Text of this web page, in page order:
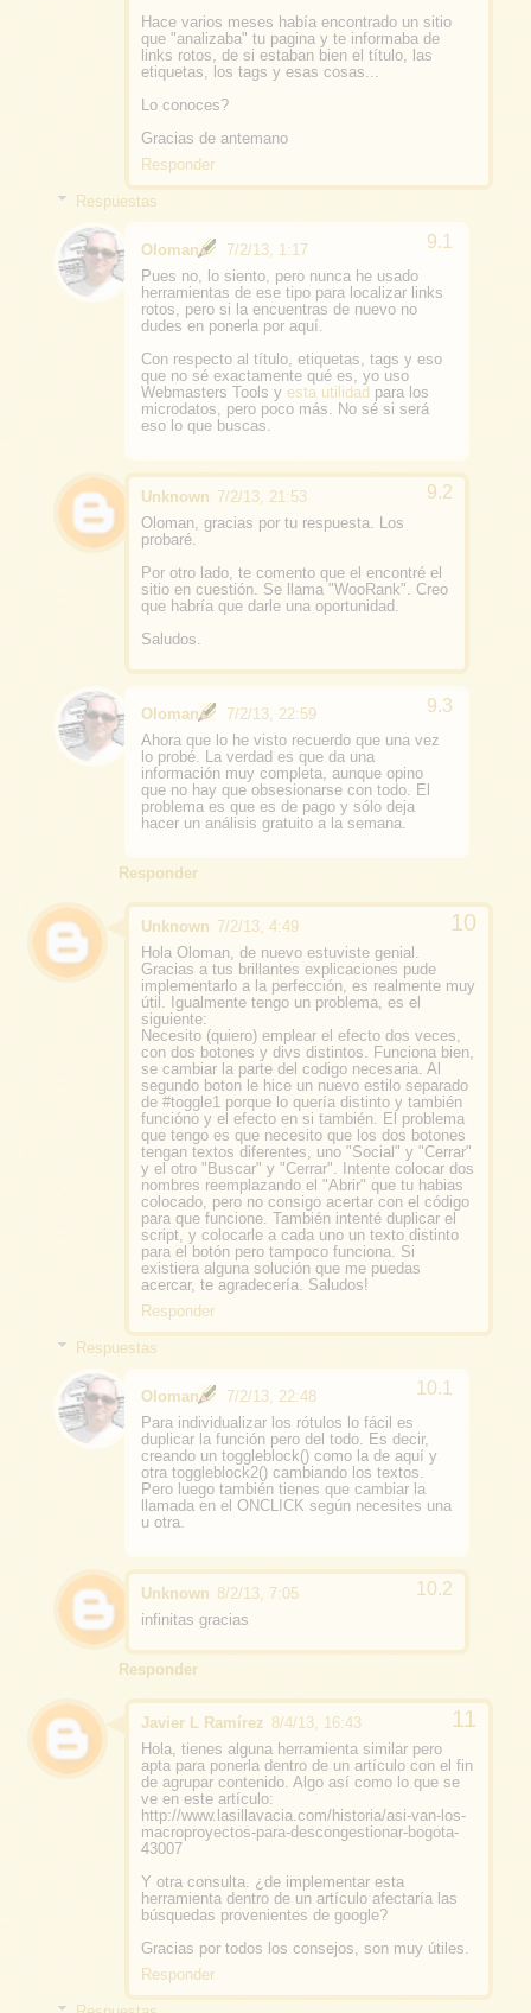
Hace varios meses había encontrado un sitio
que "analizaba" tu pagina y te informaba de
links rotos, de si estaban bien el título, las
etiquetas, los tags y esas cosas...
Lo conoces?
Gracias de antemano
Responder
Respuestas
Oloman
7/2/13, 1:17
Pues no, lo siento, pero nunca he usado
herramientas de ese tipo para localizar links
rotos, pero si la encuentras de nuevo no
dudes en ponerla por aquí.
Con respecto al título, etiquetas, tags y eso
que no sé exactamente qué es, yo uso
Webmasters Tools y esta utilidad para los
microdatos, pero poco más. No sé si será
eso lo que buscas.
Unknown 7/2/13, 21:53
Oloman, gracias por tu respuesta. Los
probaré.
Por otro lado, te comento que el encontré el
sitio en cuestión. Se llama "WooRank". Creo
que habría que darle una oportunidad.
Saludos.
Oloman
7/2/13, 22:59
Ahora que lo he visto recuerdo que una vez
lo probé. La verdad es que da una
información muy completa, aunque opino
que no hay que obsesionarse con todo. El
problema es que es de pago y sólo deja
hacer un análisis gratuito a la semana.
Responder
Unknown 7/2/13, 4:49
Hola Oloman, de nuevo estuviste genial.
Gracias a tus brillantes explicaciones pude
implementarlo a la perfección, es realmente muy
útil. Igualmente tengo un problema, es el
siguiente:
Necesito (quiero) emplear el efecto dos veces,
con dos botones y divs distintos. Funciona bien,
se cambiar la parte del codigo necesaria. Al
segundo boton le hice un nuevo estilo separado
de #toggle1 porque lo quería distinto y también
funcióno y el efecto en si también. El problema
que tengo es que necesito que los dos botones
tengan textos diferentes, uno "Social" y "Cerrar"
y el otro "Buscar" y "Cerrar". Intente colocar dos
nombres reemplazando el "Abrir" que tu habias
colocado, pero no consigo acertar con el código
para que funcione. También intenté duplicar el
script, y colocarle a cada uno un texto distinto
para el botón pero tampoco funciona. Si
existiera alguna solución que me puedas
acercar, te agradecería. Saludos!
Responder
Respuestas
Oloman
7/2/13, 22:48
Para individualizar los rótulos lo fácil es
duplicar la función pero del todo. Es decir,
creando un toggleblock() como la de aquí y
otra toggleblock2() cambiando los textos.
Pero luego también tienes que cambiar la
llamada en el ONCLICK según necesites una
u otra.
Unknown 8/2/13, 7:05
infinitas gracias
Responder
Javier L Ramírez 8/4/13, 16:43
Hola, tienes alguna herramienta similar pero
apta para ponerla dentro de un artículo con el fin
de agrupar contenido. Algo así como lo que se
ve en este artículo:
http://www.lasillavacia.com/historia/asi-van-los-
macroproyectos-para-descongestionar-bogota-
43007
Y otra consulta. ¿de implementar esta
herramienta dentro de un artículo afectaría las
búsquedas provenientes de google?
Gracias por todos los consejos, son muy útiles.
Responder